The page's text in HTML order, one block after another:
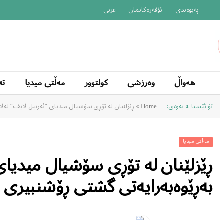
پەیوەندی ئۆفەرەکانمان عربي
هەواڵ وەرزشی کولتوور مەڵتی میدیا
تۆ ئێستا لە پەرەی: Home
»ڕێزلێنان لە تۆڕی سۆشیال میدیای “ئەربیل لایف”
مەڵتی میدیا
ڕێزلێنان لە تۆڕی سۆشیال
بەڕێوەبەرایەتی گشتی